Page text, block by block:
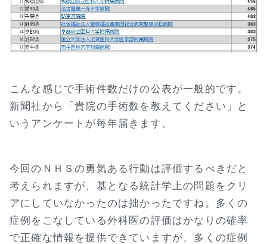
こんな感じで手術件数だけの公表が一般的です。
新聞社から「貴院の手術数を教えてください」と
いうアンケートが毎年届きます。
今回のＮＨＳの勇気ある行動は評価するべきだと
考えられますが、基となる統計学上の問題をクリ
アにしていなかったのは拙かったですね。多くの
症例をこなしている外科医の評価はかなりの確率
で正確な情報を提供できていますが、多くの症例